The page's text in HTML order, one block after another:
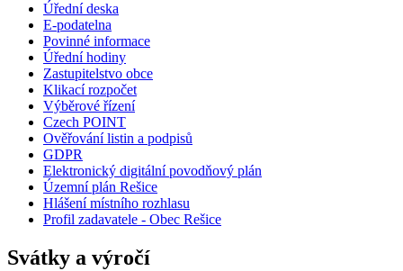
Úřední deska
E-podatelna
Povinné informace
Úřední hodiny
Zastupitelstvo obce
Klikací rozpočet
Výběrové řízení
Czech POINT
Ověřování listin a podpisů
GDPR
Elektronický digitální povodňový plán
Územní plán Rešice
Hlášení místního rozhlasu
Profil zadavatele - Obec Rešice
Svátky a výročí